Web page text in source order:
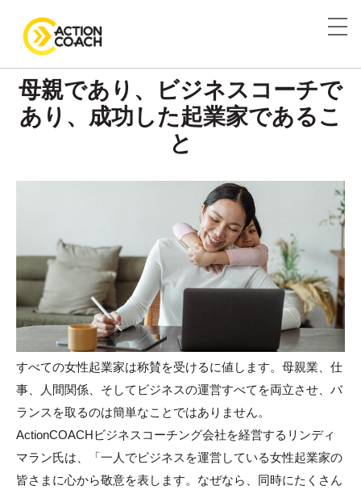
母親であり、ビジネスコーチで
あり、成功した起業家であるこ
と
すべての女性起業家は称賛を受けるに値します。母親業、仕
事、人間関係、そしてビジネスの運営すべてを両立させ、バ
ランスを取るのは簡単なことではありません。
ActionCOACHビジネスコーチング会社を経営するリンディ
マラン氏は、「一人でビジネスを運営している女性起業家の
皆さまに心から敬意を表します。なぜなら、同時にたくさん